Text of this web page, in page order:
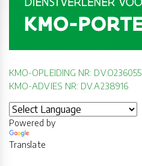
KMO-OPLEIDING NR: DV.O236055
KMO-ADVIES NR: DV.A238916
Powered by
Translate